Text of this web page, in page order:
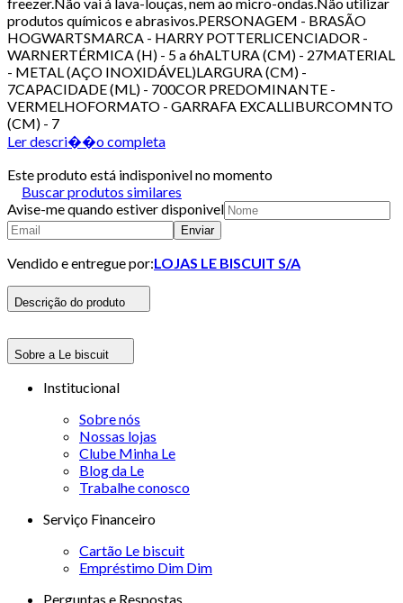
produtos químicos e abrasivos.PERSONAGEM - BRASÃO
HOGWARTSMARCA - HARRY POTTERLICENCIADOR -
WARNERTÉRMICA (H) - 5 a 6hALTURA (CM) - 27MATERIAL
- METAL (AÇO INOXIDÁVEL)LARGURA (CM) -
7CAPACIDADE (ML) - 700COR PREDOMINANTE -
VERMELHOFORMATO - GARRAFA EXCALLIBURCOMNTO
(CM) - 7
Ler descri��o completa
Este produto está indisponivel no momento
Buscar produtos similares
Avise-me quando estiver disponivel
Enviar
Vendido e entregue por:LOJAS LE BISCUIT S/A
Descrição do produto
Sobre a Le biscuit
Institucional
Sobre nós
Nossas lojas
Clube Minha Le
Blog da Le
Trabalhe conosco
Serviço Financeiro
Cartão Le biscuit
Empréstimo Dim Dim
Perguntas e Respostas